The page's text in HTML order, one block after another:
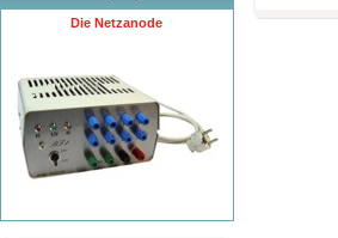
Die Netzanode